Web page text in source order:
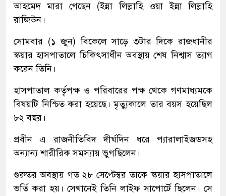
আহমেদ মারা গেছেন (ইন্না লিল্লাহি ওয়া ইন্না লিল্লাহি
রাজিউন।
সোমবার (১ জুন) বিকেলে সাড়ে ৩টার দিকে রাজধানীর
স্কয়ার হাসপাতালে চিকিৎসাধীন অবস্থায় শেষ নিশ্বাস ত্যাগ
করেন তিনি।
হাসপাতাল কর্তৃপক্ষ ও পরিবারের পক্ষ থেকে গণমাধ্যমকে
বিষয়টি নিশ্চিত করা হয়েছে। মৃত্যুকালে তার বয়স হয়েছিল
৮২ বছর।
প্রবীন এ রাজনীতিবিদ দীর্ঘদিন ধরে প্যারালাইজডসহ
অন্যান্য শারীরিক সমস্যায় ভুগছিলেন।
গুরুতর অবস্থায় গত ২৮ সেপ্টেম্বর তাকে স্কয়ার হাসপাতালে
ভর্তি করা হয়। সেখানেই তিনি লাইফ সাপোর্টে ছিলেন। সে